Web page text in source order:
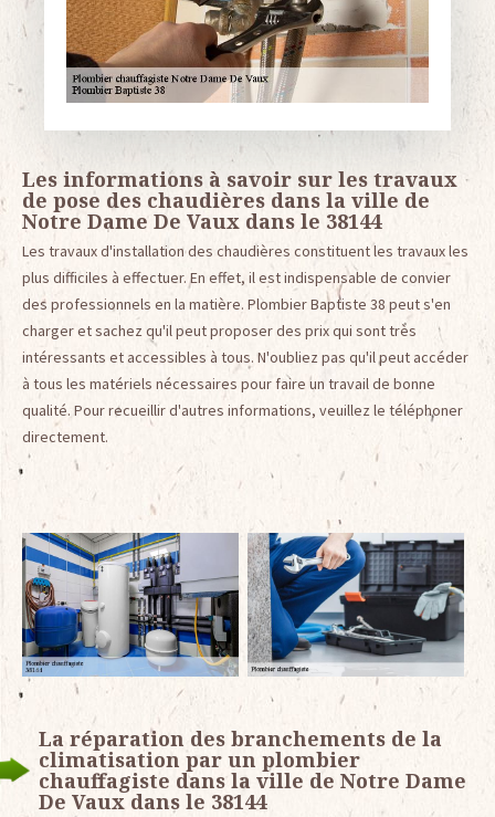
Les informations à savoir sur les travaux
de pose des chaudières dans la ville de
Notre Dame De Vaux dans le 38144
Les travaux d'installation des chaudières constituent les travaux les
plus difficiles à effectuer. En effet, il est indispensable de convier
des professionnels en la matière. Plombier Baptiste 38 peut s'en
charger et sachez qu'il peut proposer des prix qui sont très
intéressants et accessibles à tous. N'oubliez pas qu'il peut accéder
à tous les matériels nécessaires pour faire un travail de bonne
qualité. Pour recueillir d'autres informations, veuillez le téléphoner
directement.
La réparation des branchements de la
climatisation par un plombier
chauffagiste dans la ville de Notre Dame
De Vaux dans le 38144